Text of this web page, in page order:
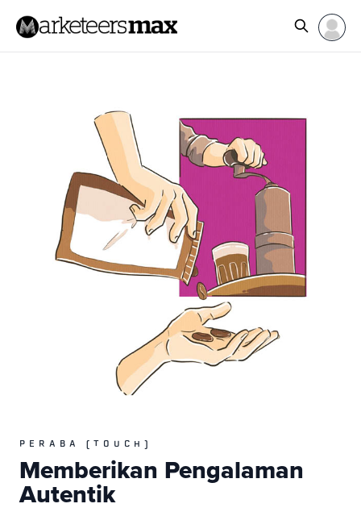
PERABA (TOUCH)
Memberikan Pengalaman
Autentik